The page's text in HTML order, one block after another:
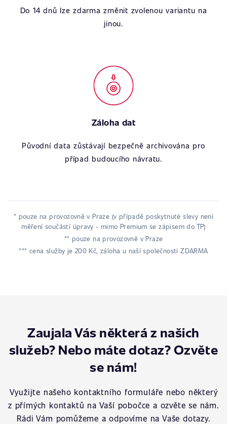
Do 14 dnů lze zdarma změnit zvolenou variantu na
jinou.
Záloha dat
Původní data zůstávají bezpečně archivována pro
případ budoucího návratu.
* pouze na provozovně v Praze (v případě poskytnuté slevy není
měření součástí úpravy - mimo Premium se zápisem do TP)
** pouze na provozovně v Praze
*** cena služby je 200 Kč, záloha u naší společnosti ZDARMA
Zaujala Vás některá z našich
služeb? Nebo máte dotaz? Ozvěte
se nám!
Využijte našeho kontaktního formuláře nebo některý
z přímých kontaktů na Vaší pobočce a ozvěte se nám.
Rádi Vám pomůžeme a odpovíme na Vaše dotazy.